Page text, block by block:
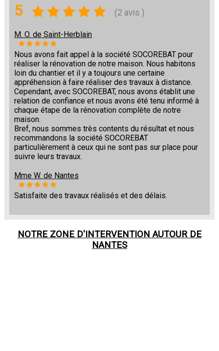
5 (2 avis )
M. O. de Saint-Herblain
Nous avons fait appel à la société SOCOREBAT pour
réaliser la rénovation de notre maison. Nous habitons
loin du chantier et il y a toujours une certaine
appréhension à faire réaliser des travaux à distance.
Cependant, avec SOCOREBAT, nous avons établit une
relation de confiance et nous avons été tenu informé à
chaque étape de la rénovation complète de notre
maison.
Bref, nous sommes très contents du résultat et nous
recommandons la société SOCOREBAT
particulièrement à ceux qui ne sont pas sur place pour
suivre leurs travaux.
Mme W. de Nantes
Satisfaite des travaux réalisés et des délais.
NOTRE ZONE D'INTERVENTION AUTOUR DE
NANTES